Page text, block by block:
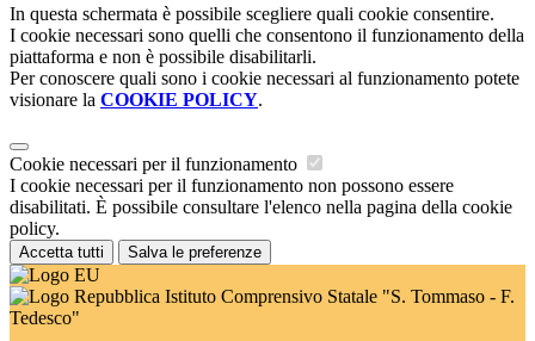
In questa schermata è possibile scegliere quali cookie consentire.
I cookie necessari sono quelli che consentono il funzionamento della
piattaforma e non è possibile disabilitarli.
Per conoscere quali sono i cookie necessari al funzionamento potete
visionare la COOKIE POLICY.
Cookie necessari per il funzionamento
I cookie necessari per il funzionamento non possono essere
disabilitati. È possibile consultare l'elenco nella pagina della cookie
policy.
Accetta tutti Salva le preferenze
Istituto Comprensivo Statale "S. Tommaso - F.
Tedesco"